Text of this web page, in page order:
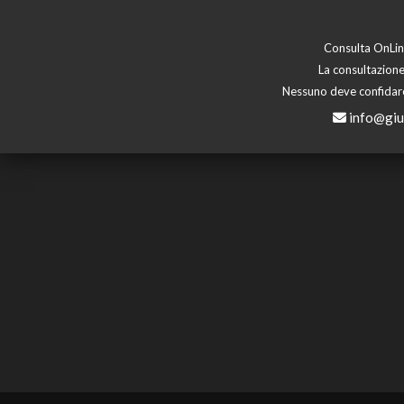
Consulta
La
Nessuno deve